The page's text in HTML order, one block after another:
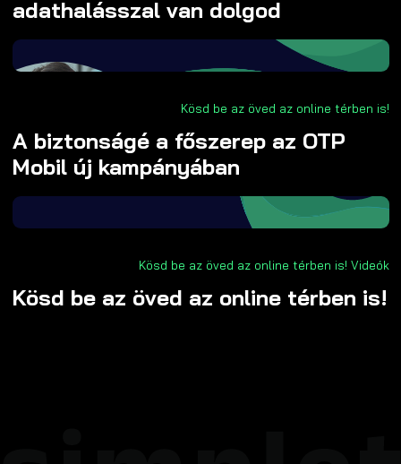
adathalásszal van dolgod
Kösd be az öved az online térben is!
A biztonságé a főszerep az OTP
Mobil új kampányában
Kösd be az öved az online térben is! Videók
Kösd be az öved az online térben is!